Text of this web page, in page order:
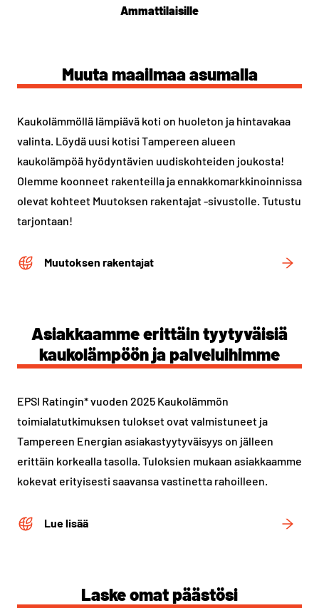
Ammattilaisille
Muuta maailmaa asumalla
Kaukolämmöllä lämpiävä koti on huoleton ja hintavakaa
valinta. Löydä uusi kotisi Tampereen alueen
kaukolämpöä hyödyntävien uudiskohteiden joukosta!
Olemme koonneet rakenteilla ja ennakkomarkkinoinnissa
olevat kohteet Muutoksen rakentajat -sivustolle. Tutustu
tarjontaan!
Muutoksen rakentajat
Asiakkaamme erittäin tyytyväisiä
kaukolämpöön ja palveluihimme
EPSI Ratingin* vuoden 2025 Kaukolämmön
toimialatutkimuksen tulokset ovat valmistuneet ja
Tampereen Energian asiakastyytyväisyys on jälleen
erittäin korkealla tasolla. Tuloksien mukaan asiakkaamme
kokevat erityisesti saavansa vastinetta rahoilleen.
Lue lisää
Laske omat päästösi